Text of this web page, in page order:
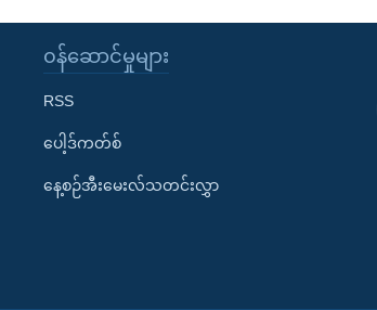
၀န်ဆောင်မှုများ
RSS
ပေါ့ဒ်ကတ်စ်
နေ့စဉ်အီးမေးလ်သတင်းလွှာ